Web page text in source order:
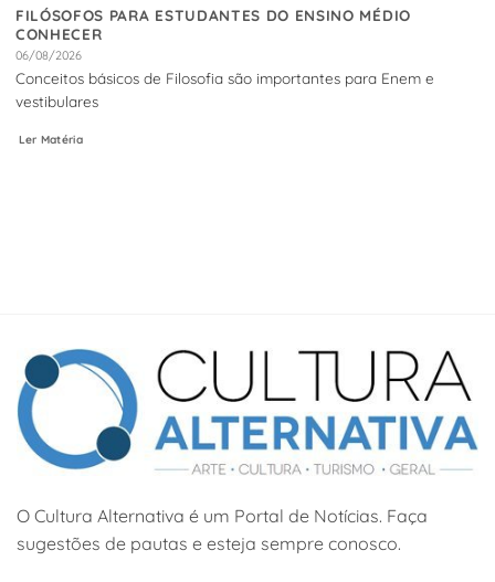
FILÓSOFOS PARA ESTUDANTES DO ENSINO MÉDIO
CONHECER
06/08/2026
Conceitos básicos de Filosofia são importantes para Enem e
vestibulares
Ler Matéria
O Cultura Alternativa é um Portal de Notícias. Faça
sugestões de pautas e esteja sempre conosco.